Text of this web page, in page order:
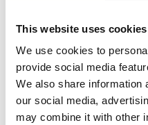
This website uses cookies
We use cookies to
provide social media
We also share information
our social media,
may combine it with other
Product informatie